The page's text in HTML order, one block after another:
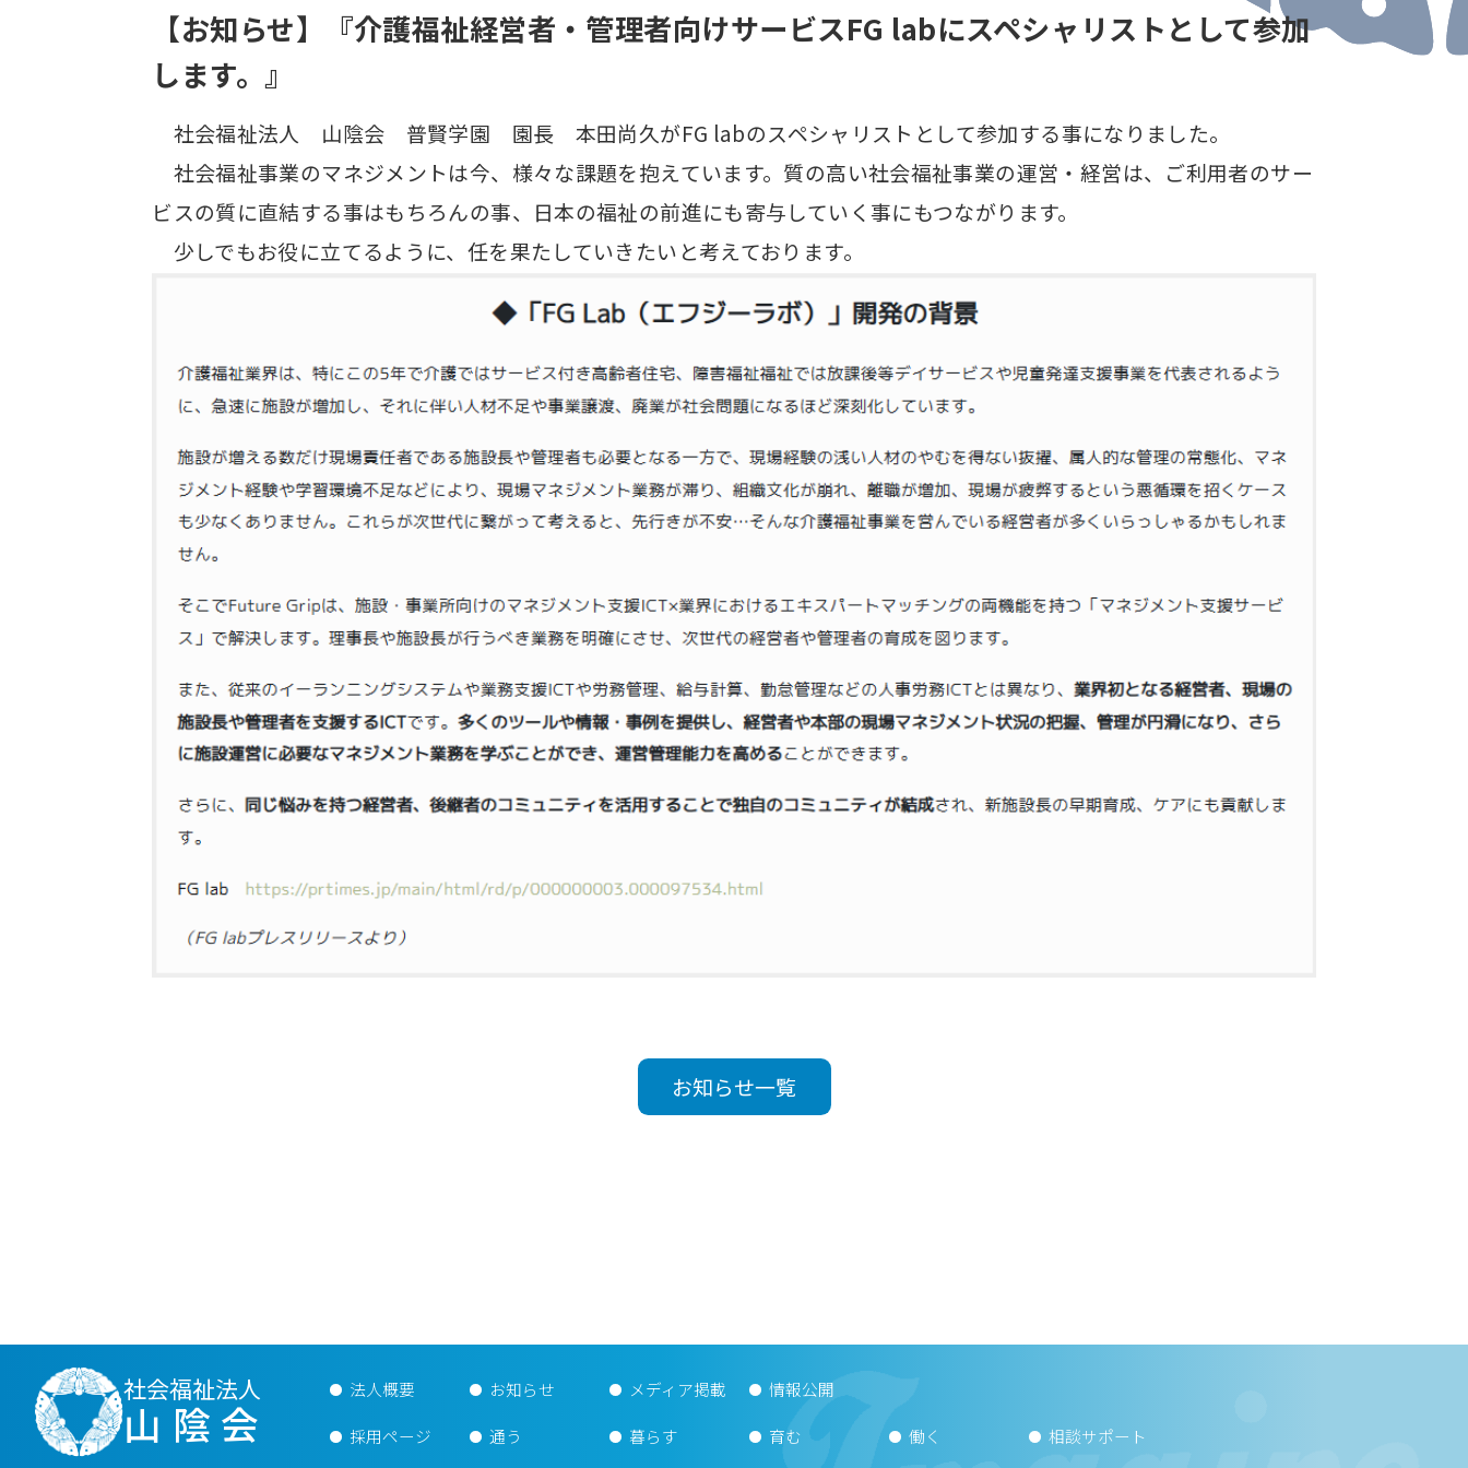
【お知らせ】『介護福祉経営者・管理者向けサービスFG labにスペシャリストとして参加
します。』
社会福祉法人 山陰会 普賢学園 園長 本田尚久がFG labのスペシャリストとして参加する事になりました。
社会福祉事業のマネジメントは今、様々な課題を抱えています。質の高い社会福祉事業の運営・経営は、ご利用者のサー
ビスの質に直結する事はもちろんの事、日本の福祉の前進にも寄与していく事にもつながります。
少しでもお役に立てるように、任を果たしていきたいと考えております。
お知らせ一覧
社会福祉法人
山陰会
法人概要 お知らせ メディア掲載 情報公開
採用ページ 通う 暮らす 育む 働く 相談サポート